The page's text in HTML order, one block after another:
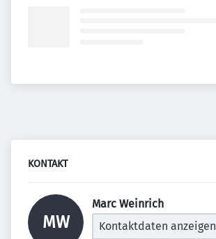
KONTAKT
MW
Marc Weinrich
Kontaktdaten anzeigen